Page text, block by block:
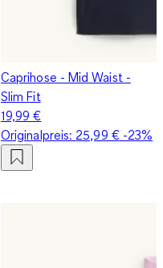
Caprihose - Mid Waist -
Slim Fit
19,99 €
Originalpreis: 25,99 €-23%